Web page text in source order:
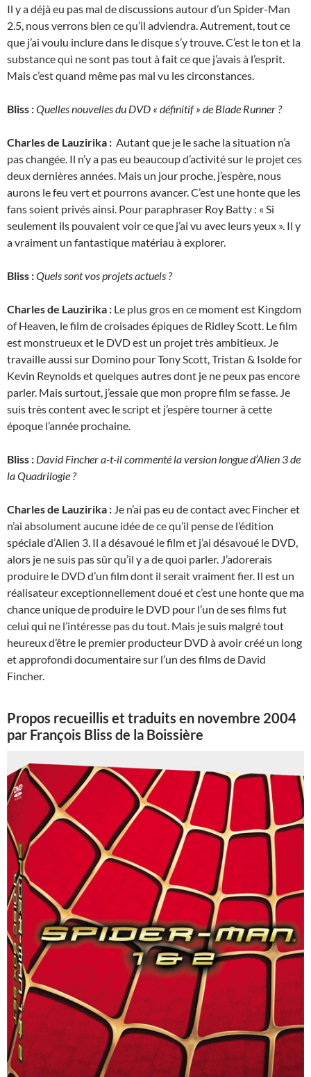
Il y a déjà eu pas mal de discussions autour d’un Spider-Man
2.5, nous verrons bien ce qu’il adviendra. Autrement, tout ce
que j’ai voulu inclure dans le disque s’y trouve. C’est le ton et la
substance qui ne sont pas tout à fait ce que j’avais à l’esprit.
Mais c’est quand même pas mal vu les circonstances.
Bliss :Quelles nouvelles du DVD « définitif » de Blade Runner ?
Charles de Lauzirika : Autant que je le sache la situation n’a
pas changée. Il n’y a pas eu beaucoup d’activité sur le projet ces
deux dernières années. Mais un jour proche, j’espère, nous
aurons le feu vert et pourrons avancer. C’est une honte que les
fans soient privés ainsi. Pour paraphraser Roy Batty : « Si
seulement ils pouvaient voir ce que j’ai vu avec leurs yeux ». Il y
a vraiment un fantastique matériau à explorer.
Bliss :Quels sont vos projets actuels ?
Charles de Lauzirika : Le plus gros en ce moment est Kingdom
of Heaven, le film de croisades épiques de Ridley Scott. Le film
est monstrueux et le DVD est un projet très ambitieux. Je
travaille aussi sur Domino pour Tony Scott, Tristan & Isolde for
Kevin Reynolds et quelques autres dont je ne peux pas encore
parler. Mais surtout, j’essaie que mon propre film se fasse. Je
suis très content avec le script et j’espère tourner à cette
époque l’année prochaine.
Bliss : David Fincher a-t-il commenté la version longue d’Alien 3 de
la Quadrilogie ?
Charles de Lauzirika : Je n’ai pas eu de contact avec Fincher et
n’ai absolument aucune idée de ce qu’il pense de l’édition
spéciale d’Alien 3. Il a désavoué le film et j’ai désavoué le DVD,
alors je ne suis pas sûr qu’il y a de quoi parler. J’adorerais
produire le DVD d’un film dont il serait vraiment fier. Il est un
réalisateur exceptionnellement doué et c’est une honte que ma
chance unique de produire le DVD pour l’un de ses films fut
celui qui ne l’intéresse pas du tout. Mais je suis malgré tout
heureux d’être le premier producteur DVD à avoir créé un long
et approfondi documentaire sur l’un des films de David
Fincher.
Propos recueillis et traduits en novembre 2004
par François Bliss de la Boissière